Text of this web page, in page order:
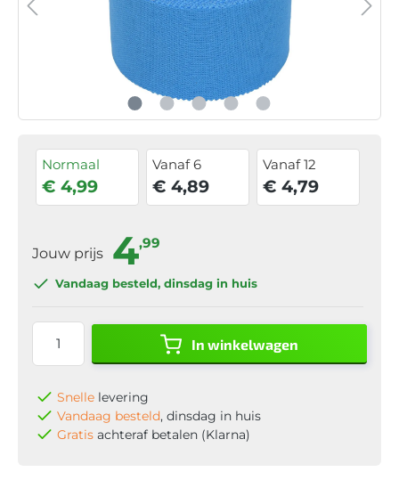
Normaal
€ 4,99
Vanaf 6
€ 4,89
Vanaf 12
€ 4,79
Jouw prijs 4,99
Vandaag besteld, dinsdag in huis
In winkelwagen
Snelle levering
Vandaag besteld, dinsdag in huis
Gratis achteraf betalen (Klarna)